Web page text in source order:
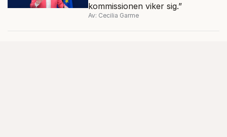
kommissionen viker sig.”
Av: Cecilia Garme